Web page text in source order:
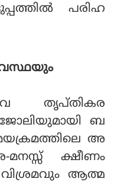
പരിഹ
തൃപ്തികര
ജോലിയുമായി ബ
അ
മനസ്സ് ക്ഷീണം
വിശ്രമവും ആത്മ